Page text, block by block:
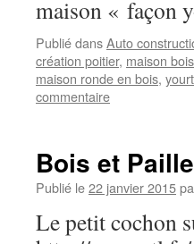
maison « façon
Publié dansAuto
création poitier, maison
maison ronde en bois,
commentaire
Bois et
Publié le22 janvier 2015
Le petit cochon